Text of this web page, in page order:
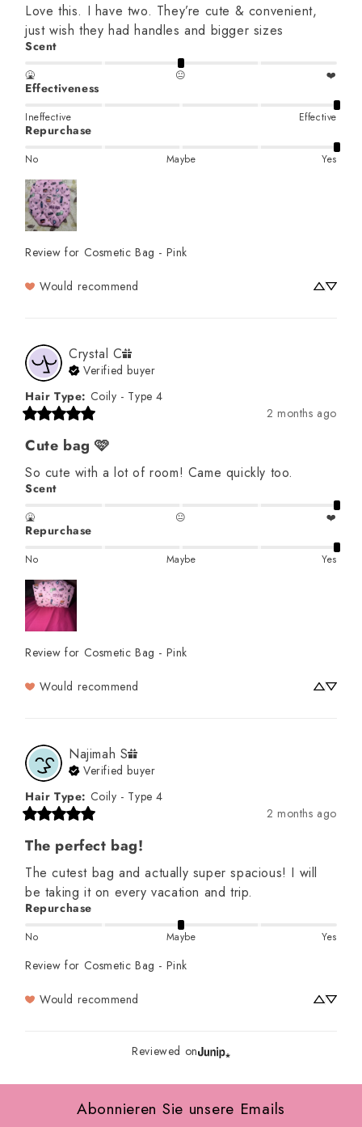
Love this. I have two. They’re cute & convenient,
just wish they had handles and bigger sizes
Scent
🤮 😐 ❤️
Effectiveness
Ineffective Effective
Repurchase
No Maybe Yes
Review for Cosmetic Bag - Pink
Would recommend
Crystal C
Verified buyer
Hair Type: Coily - Type 4
2 months ago
Cute bag 🩷
So cute with a lot of room! Came quickly too.
Scent
🤮 😐 ❤️
Repurchase
No Maybe Yes
Review for Cosmetic Bag - Pink
Would recommend
Najimah S
Verified buyer
Hair Type: Coily - Type 4
2 months ago
The perfect bag!
The cutest bag and actually super spacious! I will
be taking it on every vacation and trip.
Repurchase
No Maybe Yes
Review for Cosmetic Bag - Pink
Would recommend
Reviewed on
Abonnieren Sie unsere Emails